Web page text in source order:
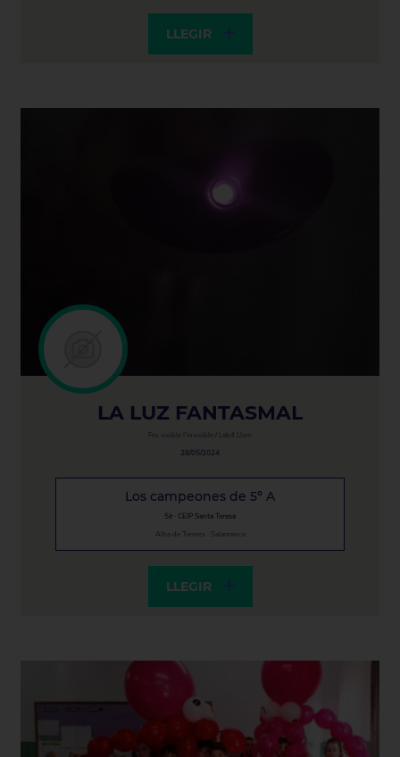
LLEGIR
LA LUZ FANTASMAL
Fes visible l'invisible / Lab4 Llum
28/05/2024
Los campeones de 5º A
5è · CEIP Santa Teresa
Alba de Tormes · Salamanca
LLEGIR